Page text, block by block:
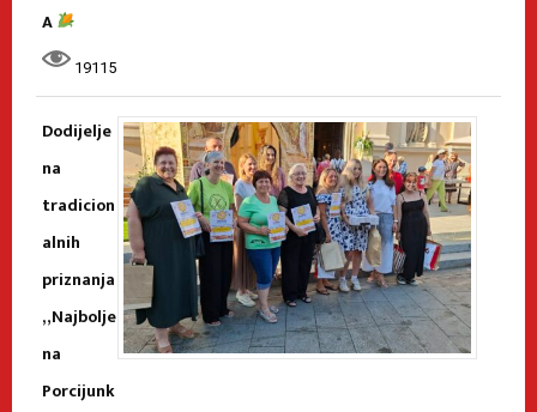
A
19115
Dodijelje
na
tradicion
alnih
priznanja
„Najbolje
na
Porcijunk